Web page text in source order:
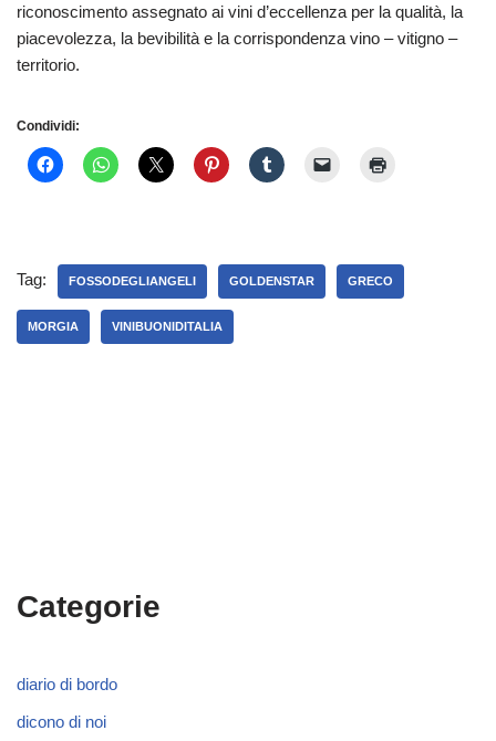
riconoscimento assegnato ai vini d’eccellenza per la qualità, la
piacevolezza, la bevibilità e la corrispondenza vino – vitigno –
territorio.
Condividi:
Tag: FOSSODEGLIANGELI GOLDENSTAR GRECO
MORGIA VINIBUONIDITALIA
Categorie
diario di bordo
dicono di noi